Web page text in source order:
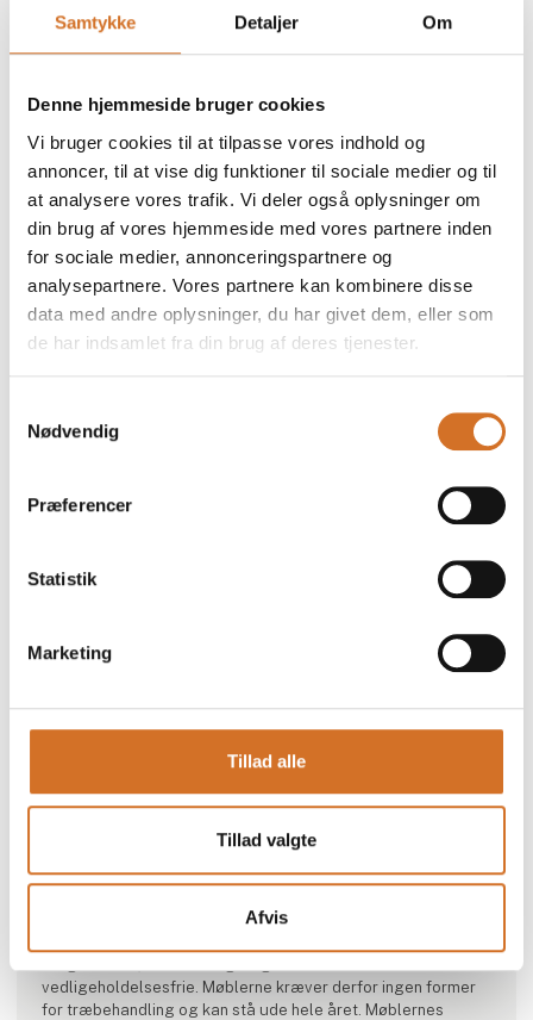
Samtykke Detaljer Om
Denne hjemmeside bruger cookies
Vi bruger cookies til at tilpasse vores indhold og
annoncer, til at vise dig funktioner til sociale medier og til
at analysere vores trafik. Vi deler også oplysninger om
din brug af vores hjemmeside med vores partnere inden
for sociale medier, annonceringspartnere og
analysepartnere. Vores partnere kan kombinere disse
data med andre oplysninger, du har givet dem, eller som
de har indsamlet fra din brug af deres tjenester.
Nødvendig
Præferencer
Statistik
Marketing
Tillad alle
Tillad valgte
Afvis
Gamma bænk
Cube
Mosaic Plankebord
at upcycle bolværk fra nedlagte danske færgelejer til
unikke, patinerede møbler med karakter og sjæl. Vores
De er skabt af kernetræ fra en af de hårdeste træsorter i
vedligeholdelsesfrie. Møblerne kræver derfor ingen former
for træbehandling og kan stå ude hele året. Møblernes